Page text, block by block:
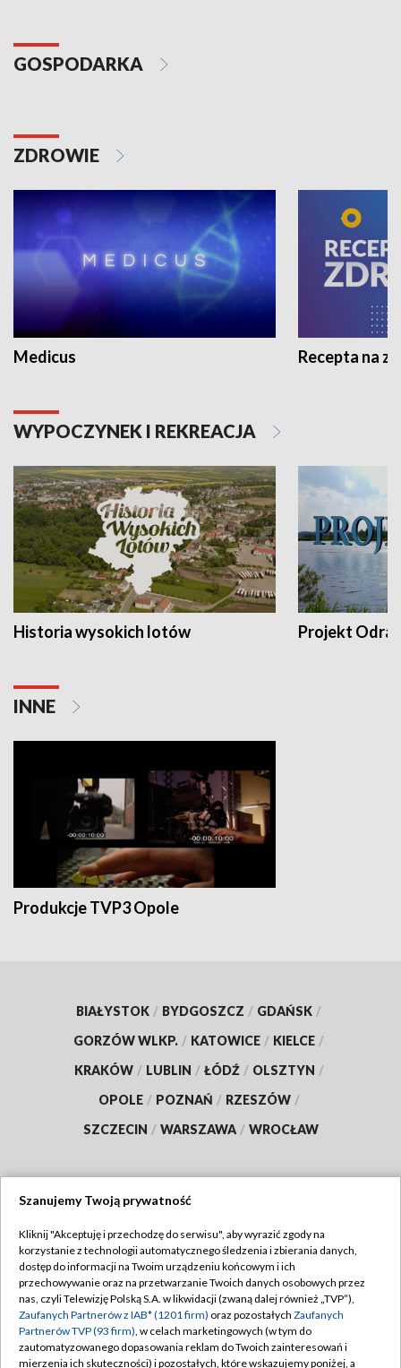
GOSPODARKA
ZDROWIE
Medicus Recepta na
WYPOCZYNEK I REKREACJA
Historia wysokich lotów Projekt Odra
INNE
Produkcje TVP3 Opole
BIAŁYSTOK / BYDGOSZCZ / GDAŃSK /
GORZÓW WLKP. / KATOWICE / KIELCE /
KRAKÓW / LUBLIN / ŁÓDŹ / OLSZTYN /
OPOLE / POZNAŃ / RZESZÓW /
SZCZECIN / WARSZAWA / WROCŁAW
TVP
Abonament TVP
Emisja w TVP
Centrum informacji TVP
Regulamin TVP
Polityka prywatności
Moje zgody
Szanujemy Twoją prywatność
Kliknij "Akceptuję i przechodzę do serwisu", aby wyrazić zgody na
korzystanie z technologii automatycznego śledzenia i zbierania danych,
dostęp do informacji na Twoim urządzeniu końcowym i ich
przechowywanie oraz na przetwarzanie Twoich danych osobowych przez
nas, czyli Telewizję Polską S.A. w likwidacji (zwaną dalej również „TVP”),
Zaufanych Partnerów z IAB* (1201 firm) oraz pozostałych Zaufanych
Partnerów TVP (93 firm), w celach marketingowych (w tym do
zautomatyzowanego dopasowania reklam do Twoich zainteresowań i
mierzenia ich skuteczności) i pozostałych, które wskazujemy poniżej, a